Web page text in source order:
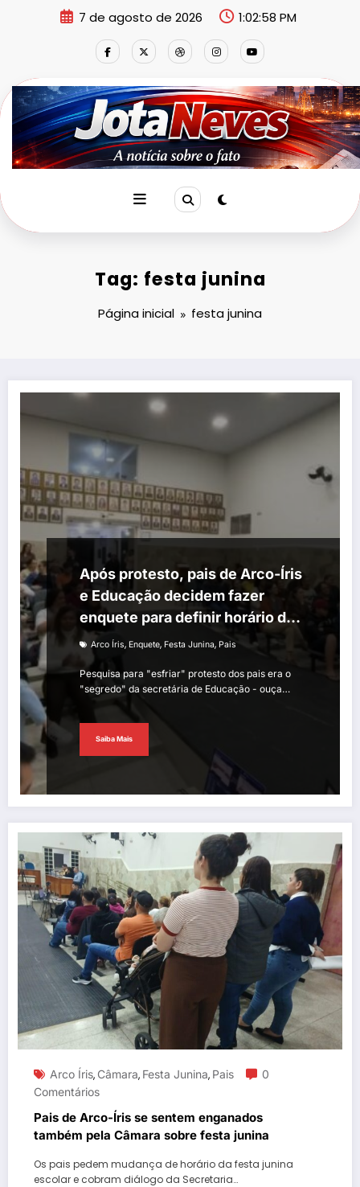
7 de agosto de 2026 1:02:59 PM
Tag: festa junina
Página inicial festa junina
Após protesto, pais de Arco-Íris
e Educação decidem fazer
enquete para definir horário da
festa junina
Arco Íris, Enquete, Festa Junina, Pais
Pesquisa para "esfriar" protesto dos pais era o
"segredo" da secretária de Educação - ouça…
Saiba Mais
Arco Íris, Câmara, Festa Junina, Pais
0
Comentários
Pais de Arco-Íris se sentem enganados
também pela Câmara sobre festa junina
Os pais pedem mudança de horário da festa junina
escolar e cobram diálogo da Secretaria…